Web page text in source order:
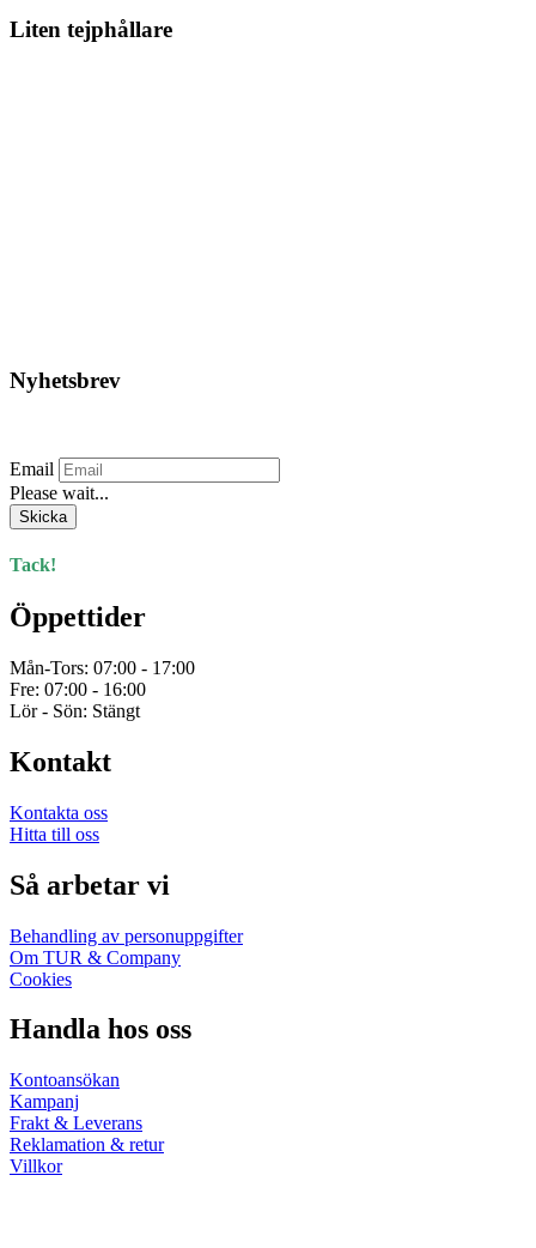
Liten tejphållare
Nyhetsbrev
Email
Please wait...
Skicka
Tack!
Öppettider
Mån-Tors: 07:00 - 17:00
Fre: 07:00 - 16:00
Lör - Sön: Stängt
Kontakt
Kontakta oss
Hitta till oss
Så arbetar vi
Behandling av personuppgifter
Om TUR & Company
Cookies
Handla hos oss
Kontoansökan
Kampanj
Frakt & Leverans
Reklamation & retur
Villkor